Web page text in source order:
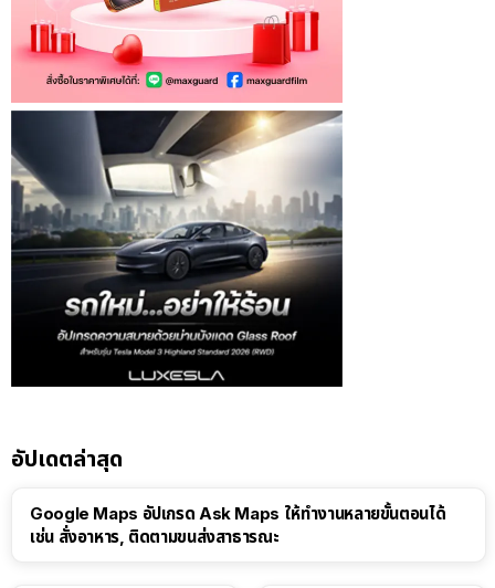
อัปเดตล่าสุด
Google Maps อัปเกรด Ask Maps ให้ทำงานหลายขั้นตอนได้
เช่น สั่งอาหาร, ติดตามขนส่งสาธารณะ